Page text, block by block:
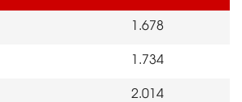
1.678
1.734
2.014